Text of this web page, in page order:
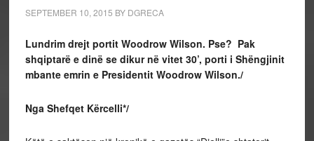
SEPTEMBER 10, 2015 BY DGRECA
Lundrim drejt portit Woodrow Wilson. Pse? Pak
shqiptarë e dinë se dikur në vitet 30’, porti i Shëngjinit
mbante emrin e Presidentit Woodrow Wilson./
Nga Shefqet Kërcelli*/